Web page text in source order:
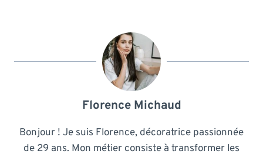
Florence Michaud
Bonjour ! Je suis Florence, décoratrice passionnée
de 29 ans. Mon métier consiste à transformer les